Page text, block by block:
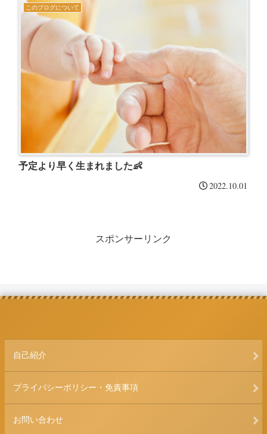
このブログについて
予定より早く生まれました👶
2022.10.01
スポンサーリンク
自己紹介
プライバシーポリシー・免責事項
お問い合わせ